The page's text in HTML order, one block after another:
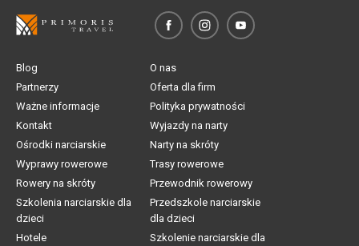
Blog
O nas
Partnerzy
Oferta dla firm
Ważne informacje
Polityka prywatności
Kontakt
Wyjazdy na narty
Ośrodki narciarskie
Narty na skróty
Wyprawy rowerowe
Trasy rowerowe
Rowery na skróty
Przewodnik rowerowy
Szkolenia narciarskie dla
dzieci
Przedszkole narciarskie
dla dzieci
Hotele
Szkolenie narciarskie dla